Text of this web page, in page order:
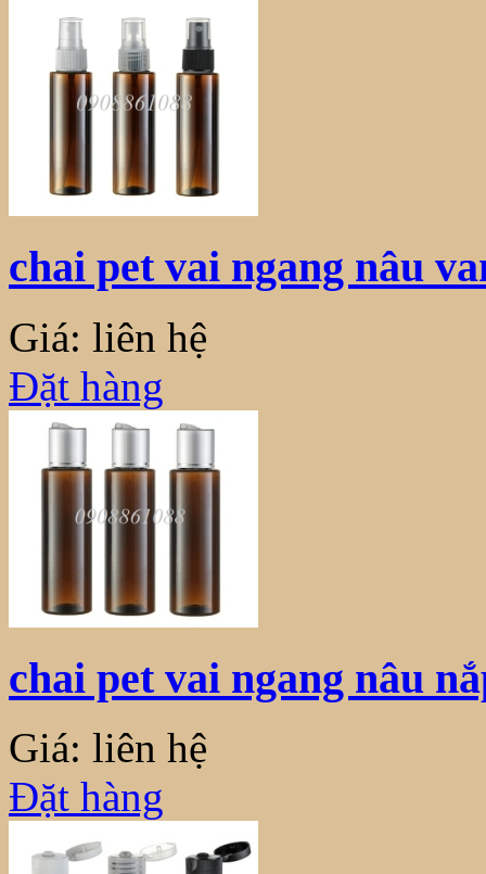
chai pet vai ngang nâu
Giá: liên hệ
Đặt hàng
chai pet vai ngang nâu
Giá: liên hệ
Đặt hàng